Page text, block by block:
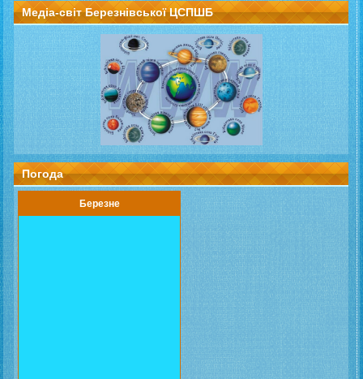
Медіа-світ Березнівської ЦСПШБ
Погода
Березне